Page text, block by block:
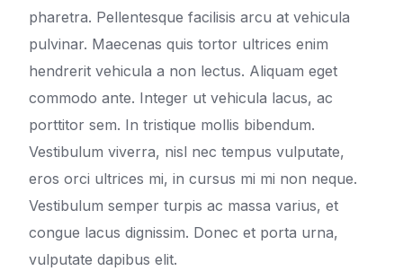
pharetra. Pellentesque facilisis arcu at vehicula
pulvinar. Maecenas quis tortor ultrices enim
hendrerit vehicula a non lectus. Aliquam eget
commodo ante. Integer ut vehicula lacus, ac
porttitor sem. In tristique mollis bibendum.
Vestibulum viverra, nisl nec tempus vulputate,
eros orci ultrices mi, in cursus mi mi non neque.
Vestibulum semper turpis ac massa varius, et
congue lacus dignissim. Donec et porta urna,
vulputate dapibus elit.